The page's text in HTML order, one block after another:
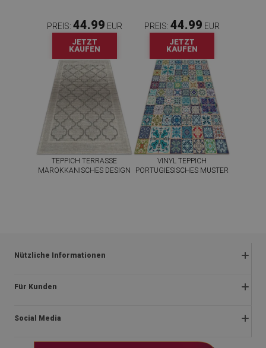
PREIS: 44.99 EUR
JETZT
KAUFEN
PREIS: 44.99 EUR
JETZT
KAUFEN
TEPPICH TERRASSE
MAROKKANISCHES DESIGN
VINYL TEPPICH
PORTUGIESISCHES MUSTER
Nützliche Informationen
Rückgabe und beanstandungen
Datenschutzerklärung
Für Kunden
Impressum
Social Media